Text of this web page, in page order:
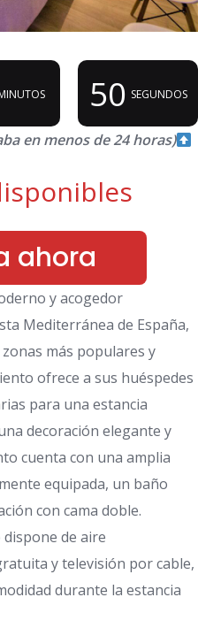
50 SEGUNDOS
en menos de 24 horas)
ahora
y acogedor
Mediterránea de España,
más populares y
ofrece a sus huéspedes
para una estancia
decoración elegante y
cuenta con una amplia
equipada, un baño
con cama doble.
dispone de aire
y televisión por cable,
durante la estancia